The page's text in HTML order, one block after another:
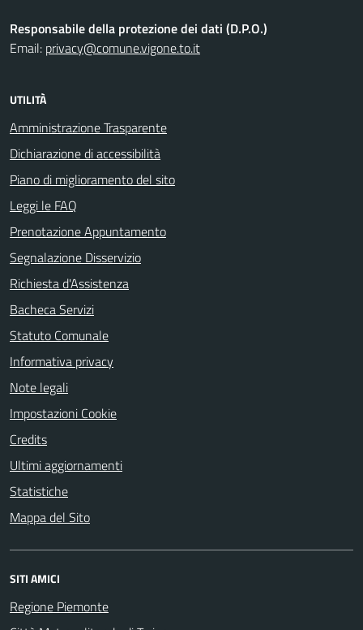
Responsabile della protezione dei dati (D.P.O.)
Email: privacy@comune.vigone.to.it
UTILITÀ
Amministrazione Trasparente
Dichiarazione di accessibilità
Piano di miglioramento del sito
Leggi le FAQ
Prenotazione Appuntamento
Segnalazione Disservizio
Richiesta d'Assistenza
Bacheca Servizi
Statuto Comunale
Informativa privacy
Note legali
Impostazioni Cookie
Credits
Ultimi aggiornamenti
Statistiche
Mappa del Sito
SITI AMICI
Regione Piemonte